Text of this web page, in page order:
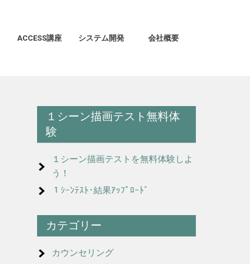
ACCESS講座 システム開発 会社概要
１シーン描画テスト無料体
験
１シーン描画テストを無料体験しよ
う！
１ｼｰﾝﾃｽﾄ･結果ｱｯﾌﾟﾛｰﾄﾞ
カテゴリー
カウンセリング